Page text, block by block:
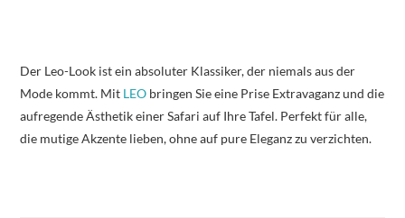
Der Leo-Look ist ein absoluter Klassiker, der niemals aus der
Mode kommt. Mit LEO bringen Sie eine Prise Extravaganz und die
aufregende Ästhetik einer Safari auf Ihre Tafel. Perfekt für alle,
die mutige Akzente lieben, ohne auf pure Eleganz zu verzichten.